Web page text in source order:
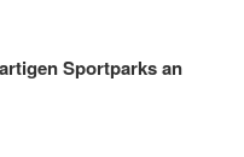
Sportparks an